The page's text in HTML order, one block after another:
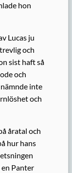
hon
Lucas ju
och
sist haft så
och
inte
och
åratal och
hur hans
en Panter